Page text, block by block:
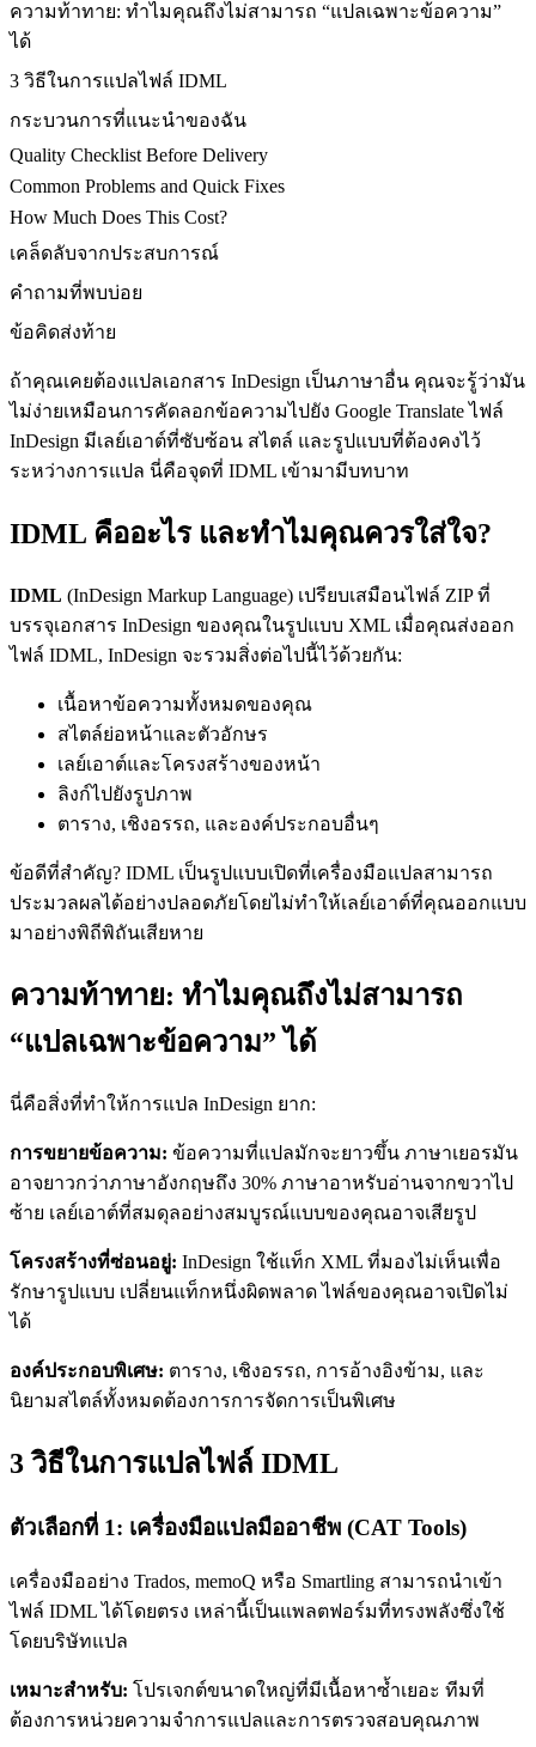
ความท้าทาย: ทำไมคุณถึงไม่สามารถ “แปลเฉพาะข้อความ”
ได้
3 วิธีในการแปลไฟล์ IDML
กระบวนการที่แนะนำของฉัน
Quality Checklist Before Delivery
Common Problems and Quick Fixes
How Much Does This Cost?
เคล็ดลับจากประสบการณ์
คำถามที่พบบ่อย
ข้อคิดส่งท้าย
ถ้าคุณเคยต้องแปลเอกสาร InDesign เป็นภาษาอื่น คุณจะรู้ว่ามัน
ไม่ง่ายเหมือนการคัดลอกข้อความไปยัง Google Translate ไฟล์
InDesign มีเลย์เอาต์ที่ซับซ้อน สไตล์ และรูปแบบที่ต้องคงไว้
ระหว่างการแปล นี่คือจุดที่ IDML เข้ามามีบทบาท
IDML คืออะไร และทำไมคุณควรใส่ใจ?
IDML (InDesign Markup Language) เปรียบเสมือนไฟล์ ZIP ที่
บรรจุเอกสาร InDesign ของคุณในรูปแบบ XML เมื่อคุณส่งออก
ไฟล์ IDML, InDesign จะรวมสิ่งต่อไปนี้ไว้ด้วยกัน:
เนื้อหาข้อความทั้งหมดของคุณ
สไตล์ย่อหน้าและตัวอักษร
เลย์เอาต์และโครงสร้างของหน้า
ลิงก์ไปยังรูปภาพ
ตาราง, เชิงอรรถ, และองค์ประกอบอื่นๆ
ข้อดีที่สำคัญ? IDML เป็นรูปแบบเปิดที่เครื่องมือแปลสามารถ
ประมวลผลได้อย่างปลอดภัยโดยไม่ทำให้เลย์เอาต์ที่คุณออกแบบ
มาอย่างพิถีพิถันเสียหาย
ความท้าทาย: ทำไมคุณถึงไม่สามารถ
“แปลเฉพาะข้อความ” ได้
นี่คือสิ่งที่ทำให้การแปล InDesign ยาก:
การขยายข้อความ: ข้อความที่แปลมักจะยาวขึ้น ภาษาเยอรมัน
อาจยาวกว่าภาษาอังกฤษถึง 30% ภาษาอาหรับอ่านจากขวาไป
ซ้าย เลย์เอาต์ที่สมดุลอย่างสมบูรณ์แบบของคุณอาจเสียรูป
โครงสร้างที่ซ่อนอยู่: InDesign ใช้แท็ก XML ที่มองไม่เห็นเพื่อ
รักษารูปแบบ เปลี่ยนแท็กหนึ่งผิดพลาด ไฟล์ของคุณอาจเปิดไม่
ได้
องค์ประกอบพิเศษ: ตาราง, เชิงอรรถ, การอ้างอิงข้าม, และ
นิยามสไตล์ทั้งหมดต้องการการจัดการเป็นพิเศษ
3 วิธีในการแปลไฟล์ IDML
ตัวเลือกที่ 1: เครื่องมือแปลมืออาชีพ (CAT Tools)
เครื่องมืออย่าง Trados, memoQ หรือ Smartling สามารถนำเข้า
ไฟล์ IDML ได้โดยตรง เหล่านี้เป็นแพลตฟอร์มที่ทรงพลังซึ่งใช้
โดยบริษัทแปล
เหมาะสำหรับ: โปรเจกต์ขนาดใหญ่ที่มีเนื้อหาซ้ำเยอะ ทีมที่
ต้องการหน่วยความจำการแปลและการตรวจสอบคุณภาพ